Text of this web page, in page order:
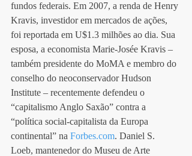
fundos federais. Em 2007, a renda de Henry
Kravis, investidor em mercados de ações,
foi reportada em U$1.3 milhões ao dia. Sua
esposa, a economista Marie-Josée Kravis –
também presidente do MoMA e membro do
conselho do neoconservador Hudson
Institute – recentemente defendeu o
“capitalismo Anglo Saxão” contra a
“política social-capitalista da Europa
continental” na Forbes.com. Daniel S.
Loeb, mantenedor do Museu de Arte